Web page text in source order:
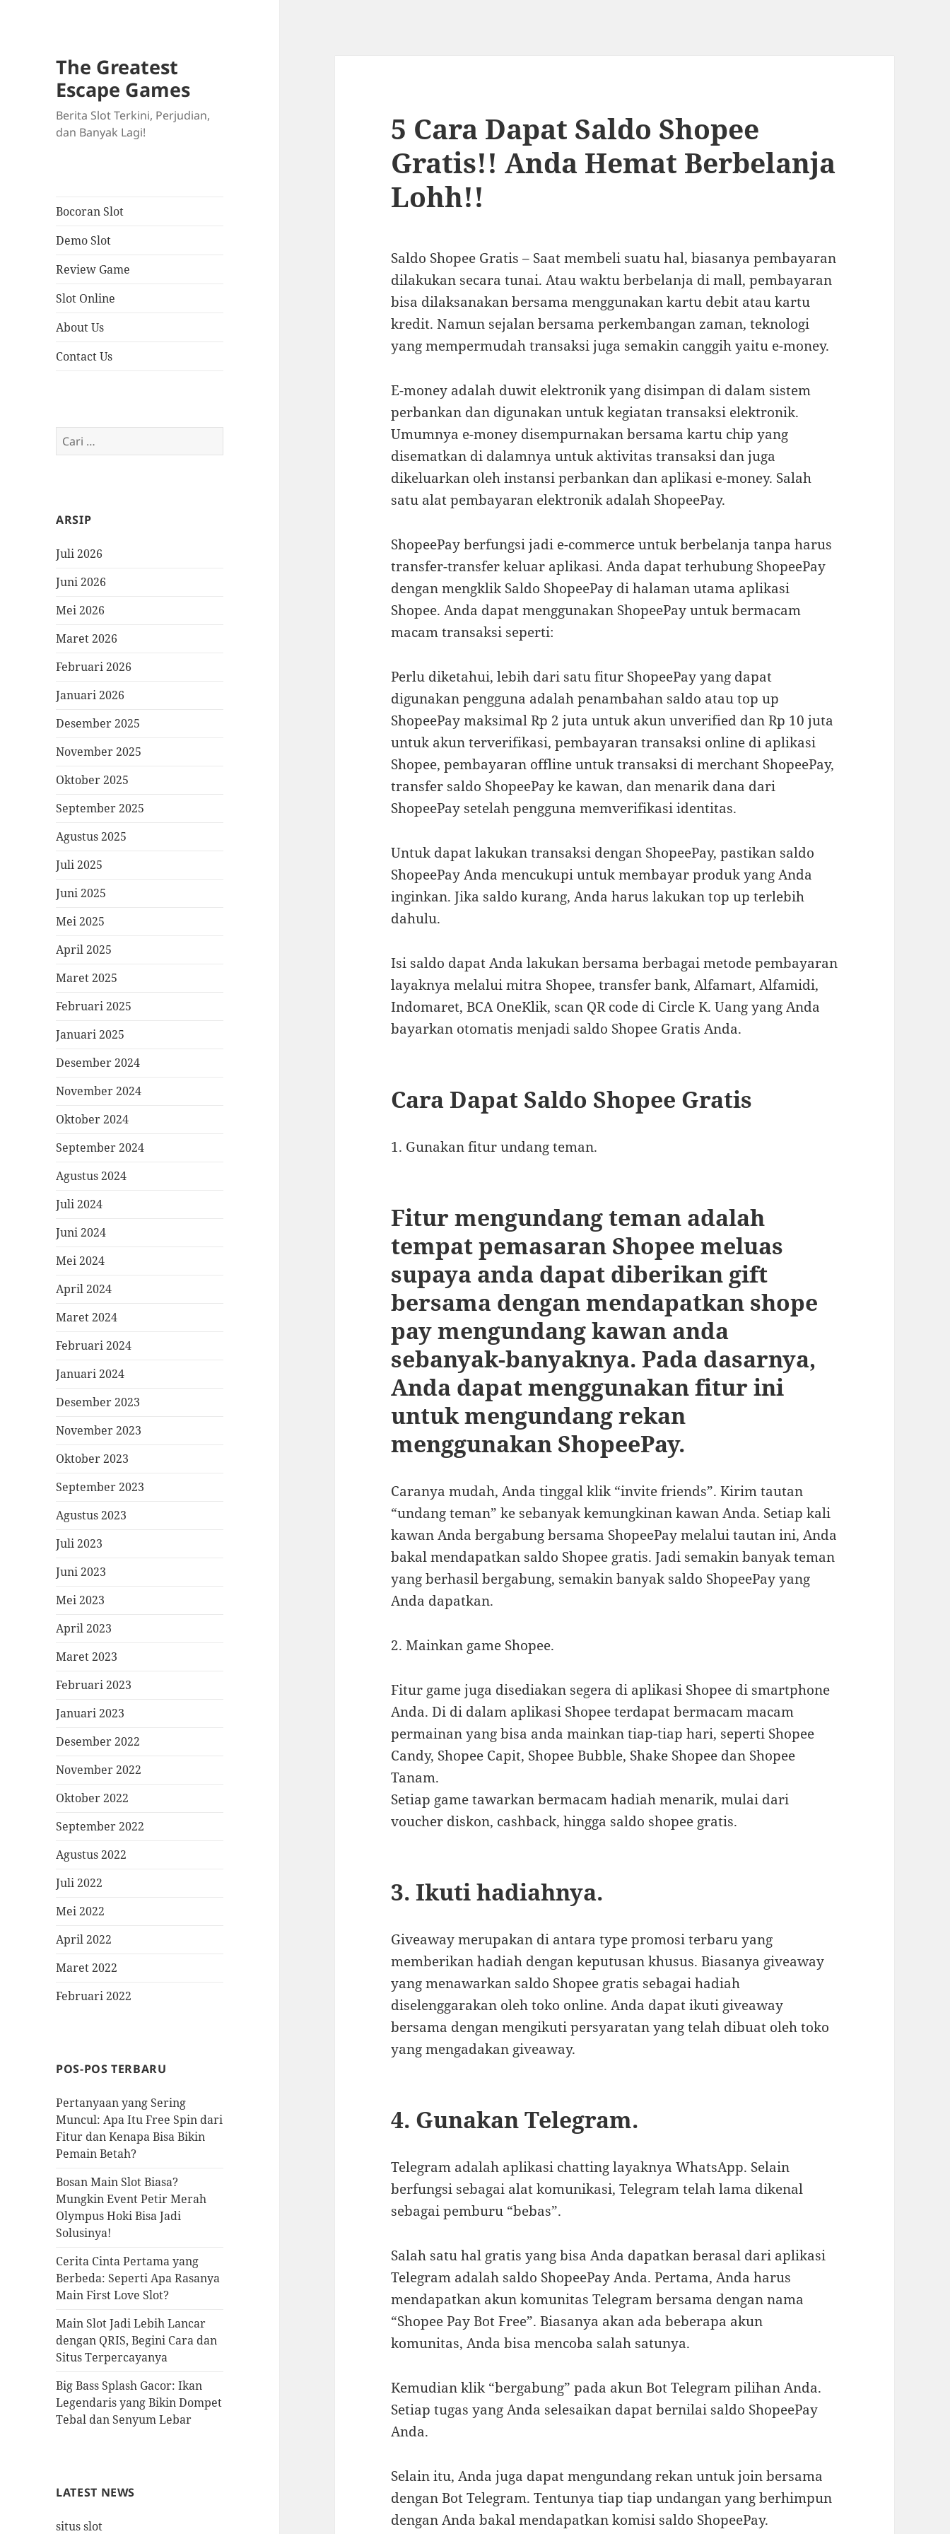
The Greatest
Escape Games
Berita Slot Terkini, Perjudian,
dan Banyak Lagi!
Bocoran Slot
Demo Slot
Review Game
Slot Online
About Us
Contact Us
Cari
untuk:
ARSIP
Juli 2026
Juni 2026
Mei 2026
Maret 2026
Februari 2026
Januari 2026
Desember 2025
November 2025
Oktober 2025
September 2025
Agustus 2025
Juli 2025
Juni 2025
Mei 2025
April 2025
Maret 2025
Februari 2025
Januari 2025
Desember 2024
November 2024
Oktober 2024
September 2024
Agustus 2024
Juli 2024
Juni 2024
Mei 2024
April 2024
Maret 2024
Februari 2024
Januari 2024
Desember 2023
November 2023
Oktober 2023
September 2023
Agustus 2023
Juli 2023
Juni 2023
Mei 2023
April 2023
Maret 2023
Februari 2023
Januari 2023
Desember 2022
November 2022
Oktober 2022
September 2022
Agustus 2022
Juli 2022
Mei 2022
April 2022
Maret 2022
Februari 2022
POS-POS TERBARU
Pertanyaan yang Sering
Muncul: Apa Itu Free Spin dari
Fitur dan Kenapa Bisa Bikin
Pemain Betah?
Bosan Main Slot Biasa?
Mungkin Event Petir Merah
Olympus Hoki Bisa Jadi
Solusinya!
Cerita Cinta Pertama yang
Berbeda: Seperti Apa Rasanya
Main First Love Slot?
Main Slot Jadi Lebih Lancar
dengan QRIS, Begini Cara dan
Situs Terpercayanya
Big Bass Splash Gacor: Ikan
Legendaris yang Bikin Dompet
Tebal dan Senyum Lebar
LATEST NEWS
situs slot
5 Cara Dapat Saldo Shopee
Gratis!! Anda Hemat Berbelanja
Lohh!!
Saldo Shopee Gratis – Saat membeli suatu hal, biasanya pembayaran
dilakukan secara tunai. Atau waktu berbelanja di mall, pembayaran
bisa dilaksanakan bersama menggunakan kartu debit atau kartu
kredit. Namun sejalan bersama perkembangan zaman, teknologi
yang mempermudah transaksi juga semakin canggih yaitu e-money.
E-money adalah duwit elektronik yang disimpan di dalam sistem
perbankan dan digunakan untuk kegiatan transaksi elektronik.
Umumnya e-money disempurnakan bersama kartu chip yang
disematkan di dalamnya untuk aktivitas transaksi dan juga
dikeluarkan oleh instansi perbankan dan aplikasi e-money. Salah
satu alat pembayaran elektronik adalah ShopeePay.
ShopeePay berfungsi jadi e-commerce untuk berbelanja tanpa harus
transfer-transfer keluar aplikasi. Anda dapat terhubung ShopeePay
dengan mengklik Saldo ShopeePay di halaman utama aplikasi
Shopee. Anda dapat menggunakan ShopeePay untuk bermacam
macam transaksi seperti:
Perlu diketahui, lebih dari satu fitur ShopeePay yang dapat
digunakan pengguna adalah penambahan saldo atau top up
ShopeePay maksimal Rp 2 juta untuk akun unverified dan Rp 10 juta
untuk akun terverifikasi, pembayaran transaksi online di aplikasi
Shopee, pembayaran offline untuk transaksi di merchant ShopeePay,
transfer saldo ShopeePay ke kawan, dan menarik dana dari
ShopeePay setelah pengguna memverifikasi identitas.
Untuk dapat lakukan transaksi dengan ShopeePay, pastikan saldo
ShopeePay Anda mencukupi untuk membayar produk yang Anda
inginkan. Jika saldo kurang, Anda harus lakukan top up terlebih
dahulu.
Isi saldo dapat Anda lakukan bersama berbagai metode pembayaran
layaknya melalui mitra Shopee, transfer bank, Alfamart, Alfamidi,
Indomaret, BCA OneKlik, scan QR code di Circle K. Uang yang Anda
bayarkan otomatis menjadi saldo Shopee Gratis Anda.
Cara Dapat Saldo Shopee Gratis
1. Gunakan fitur undang teman.
Fitur mengundang teman adalah
tempat pemasaran Shopee meluas
supaya anda dapat diberikan gift
bersama dengan mendapatkan shope
pay mengundang kawan anda
sebanyak-banyaknya. Pada dasarnya,
Anda dapat menggunakan fitur ini
untuk mengundang rekan
menggunakan ShopeePay.
Caranya mudah, Anda tinggal klik “invite friends”. Kirim tautan
“undang teman” ke sebanyak kemungkinan kawan Anda. Setiap kali
kawan Anda bergabung bersama ShopeePay melalui tautan ini, Anda
bakal mendapatkan saldo Shopee gratis. Jadi semakin banyak teman
yang berhasil bergabung, semakin banyak saldo ShopeePay yang
Anda dapatkan.
2. Mainkan game Shopee.
Fitur game juga disediakan segera di aplikasi Shopee di smartphone
Anda. Di di dalam aplikasi Shopee terdapat bermacam macam
permainan yang bisa anda mainkan tiap-tiap hari, seperti Shopee
Candy, Shopee Capit, Shopee Bubble, Shake Shopee dan Shopee
Tanam.
Setiap game tawarkan bermacam hadiah menarik, mulai dari
voucher diskon, cashback, hingga saldo shopee gratis.
3. Ikuti hadiahnya.
Giveaway merupakan di antara type promosi terbaru yang
memberikan hadiah dengan keputusan khusus. Biasanya giveaway
yang menawarkan saldo Shopee gratis sebagai hadiah
diselenggarakan oleh toko online. Anda dapat ikuti giveaway
bersama dengan mengikuti persyaratan yang telah dibuat oleh toko
yang mengadakan giveaway.
4. Gunakan Telegram.
Telegram adalah aplikasi chatting layaknya WhatsApp. Selain
berfungsi sebagai alat komunikasi, Telegram telah lama dikenal
sebagai pemburu “bebas”.
Salah satu hal gratis yang bisa Anda dapatkan berasal dari aplikasi
Telegram adalah saldo ShopeePay Anda. Pertama, Anda harus
mendapatkan akun komunitas Telegram bersama dengan nama
“Shopee Pay Bot Free”. Biasanya akan ada beberapa akun
komunitas, Anda bisa mencoba salah satunya.
Kemudian klik “bergabung” pada akun Bot Telegram pilihan Anda.
Setiap tugas yang Anda selesaikan dapat bernilai saldo ShopeePay
Anda.
Selain itu, Anda juga dapat mengundang rekan untuk join bersama
dengan Bot Telegram. Tentunya tiap tiap undangan yang berhimpun
dengan Anda bakal mendapatkan komisi saldo ShopeePay.